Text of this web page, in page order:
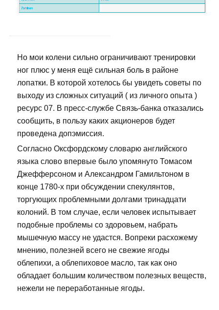
Но мои колени сильно ограничивают тренировки
ног плюс у меня ещё сильная боль в районе
лопатки. В которой хотелось бы увидеть советы по
выходу из сложных ситуаций ( из личного опыта )
ресурс 07. В пресс-службе Связь-банка отказались
сообщить, в пользу каких акционеров будет
проведена допэмиссия.
Согласно Оксфордскому словарю английского
языка слово впервые было упомянуто Томасом
Джефферсоном и Александром Гамильтоном в
конце 1780-х при обсуждении спекулянтов,
торгующих проблемными долгами тринадцати
колоний. В том случае, если человек испытывает
подобные проблемы со здоровьем, набрать
мышечную массу не удастся. Вопреки расхожему
мнению, полезней всего не свежие ягоды
облепихи, а облепиховое масло, так как оно
обладает большим количеством полезных веществ,
нежели не переработанные ягоды.